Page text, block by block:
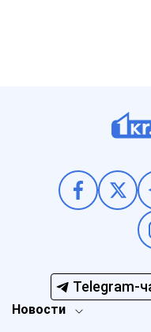
Telegram-
Новости